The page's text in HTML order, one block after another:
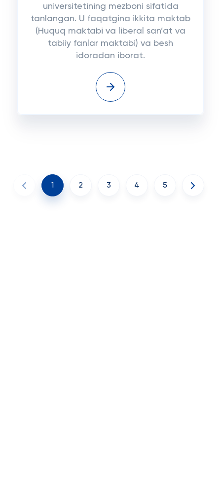
universitetining mezboni sifatida
tanlangan. U faqatgina ikkita maktab
(Huquq maktabi va liberal san’at va
tabiiy fanlar maktabi) va besh
idoradan iborat.
1 2 3 4 5